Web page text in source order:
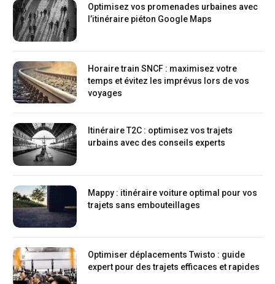
Optimisez vos promenades urbaines avec
l’itinéraire piéton Google Maps
Horaire train SNCF : maximisez votre
temps et évitez les imprévus lors de vos
voyages
Itinéraire T2C : optimisez vos trajets
urbains avec des conseils experts
Mappy : itinéraire voiture optimal pour vos
trajets sans embouteillages
Optimiser déplacements Twisto : guide
expert pour des trajets efficaces et rapides